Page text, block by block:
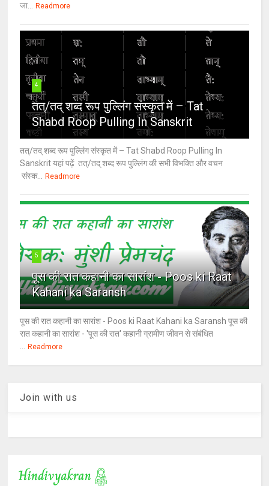
जा... Readmore
4
तत्/तद् शब्द रूप पुल्लिंग संस्कृत में – Tat
Shabd Roop Pulling In Sanskrit
तत्/तद् शब्द रूप पुल्लिंग संस्कृत में – Tat Shabd Roop Pulling In
Sanskrit यहां पढ़ें तत्/तद् शब्द रूप पुल्लिंग की सभी विभक्ति और वचन
संस्क... Readmore
5
पूस की रात कहानी का सारांश - Poos ki Raat
Kahani ka Saransh
पूस की रात कहानी का सारांश - Poos ki Raat Kahani ka Saransh पूस की
रात कहानी का सारांश - 'पूस की रात' कहानी ग्रामीण जीवन से संबंधित
... Readmore
Join with us